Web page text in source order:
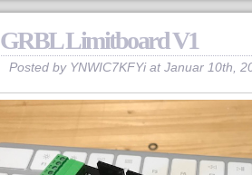
GRBL Limitboard V1
Posted by YNWIC7KFYi at Januar 10th,